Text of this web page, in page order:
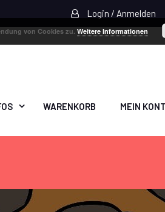
Login / Anmelden
WARENKORB MEIN
von Cookies zu. Weitere Informationen